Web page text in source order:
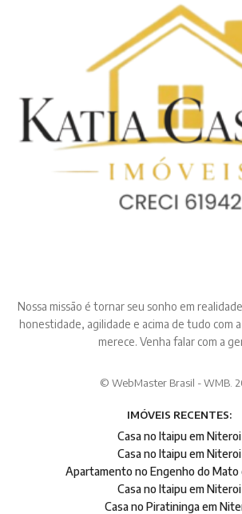
Nossa missão é tornar seu sonho em
honestidade, agilidade e acima de tudo com
merece. Venha falar com a
© WebMaster Brasil - WMB.
IMÓVEIS RECENTES:
Casa no Itaipu em Niteroi
Casa no Itaipu em Niteroi
Apartamento no Engenho do Mato
Casa no Itaipu em Niteroi
Casa no Piratininga em